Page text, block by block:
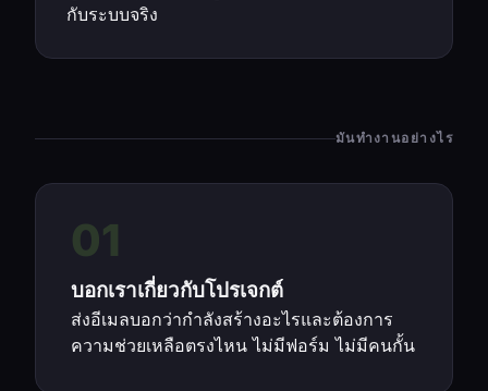
กับระบบจริง
มันทำงานอย่างไร
01
บอกเราเกี่ยวกับโปรเจกต์
ส่งอีเมลบอกว่ากำลังสร้างอะไรและต้องการ
ความช่วยเหลือตรงไหน ไม่มีฟอร์ม ไม่มีคนกั้น